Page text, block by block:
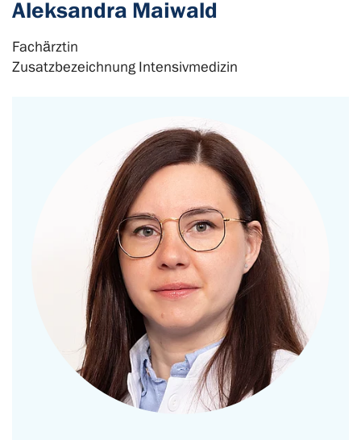
Aleksandra Maiwald
Fachärztin
Zusatzbezeichnung Intensivmedizin